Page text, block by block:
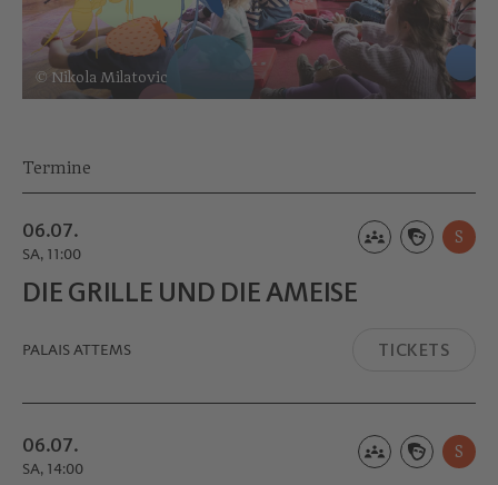
© Nikola Milatovic
Termine
06.07.
SA, 11:00
S
DIE GRILLE UND DIE AMEISE
PALAIS ATTEMS TICKETS
06.07.
SA, 14:00
S